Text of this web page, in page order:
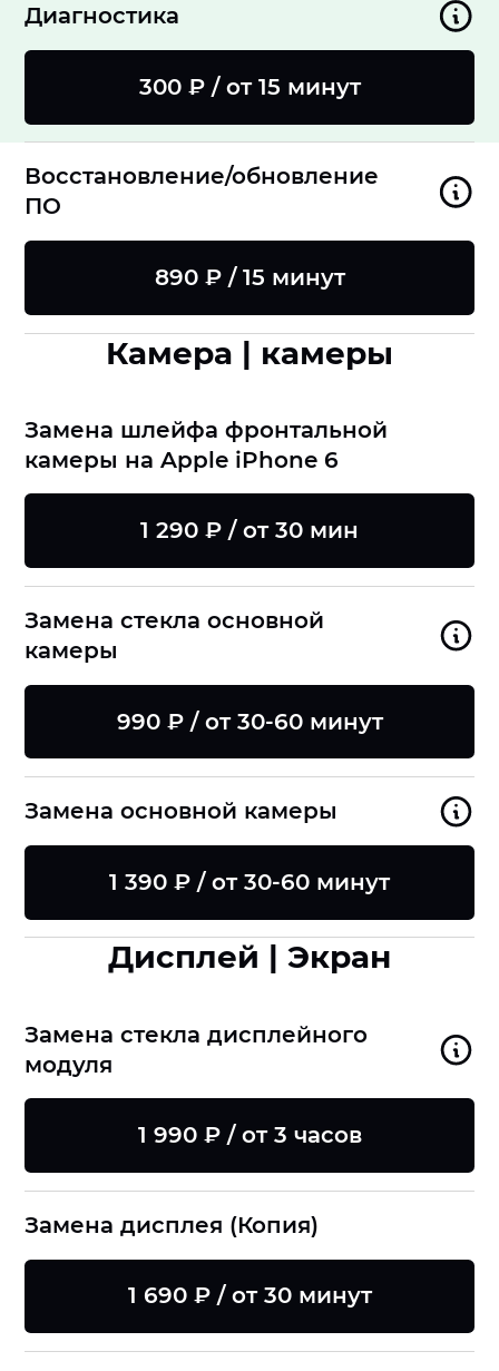
Диагностика
300 ₽ / от 15 минут
Восстановление/обновление
ПО
890 ₽ / 15 минут
Камера | камеры
Замена шлейфа фронтальной
камеры на Apple iPhone 6
1 290 ₽ / от 30 мин
Замена стекла основной
камеры
990 ₽ / от 30-60 минут
Замена основной камеры
1 390 ₽ / от 30-60 минут
Дисплей | Экран
Замена стекла дисплейного
модуля
1 990 ₽ / от 3 часов
Замена дисплея (Копия)
1 690 ₽ / от 30 минут